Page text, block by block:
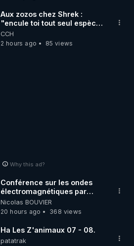
Aux zozos chez Shrek :
"encule toi tout seul espèce
de mal polish"
CCH
2 hours ago
85 views
Why this ad?
Conférence sur les ondes
électromagnétiques par
Grégoire Caustru et Bart de
Wever !
Nicolas BOUVIER
20 hours ago
368 views
Ha Les Z'animaux 07 - 08.
patatrak